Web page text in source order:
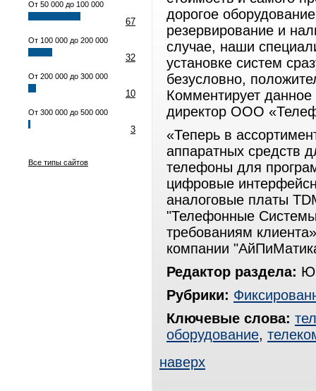
От 50 000 до 100 000
67
От 100 000 до 200 000
32
От 200 000 до 300 000
10
От 300 000 до 500 000
3
Все типы сайтов
дорогое
резервирование и
случае, наши
установке систем
безусловно,
Комментирует
директор ООО
«Теперь в
аппаратных средств
телефоны для
цифровые
аналоговые платы
"Телефонные
требованиям
компании
Редактор раздела:
Рубрики:
Ключевые слова:
оборудование,
наверх